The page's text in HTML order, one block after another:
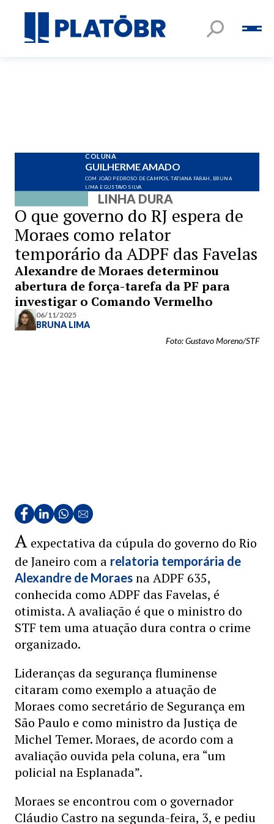
COLUNA
GUILHERME AMADO
COM JOÃO PEDROSO DE CAMPOS, TATIANA FARAH, BRUNA
LIMA E GUSTAVO SILVA
LINHA DURA
O que governo do RJ espera de
Moraes como relator
temporário da ADPF das Favelas
Alexandre de Moraes determinou
abertura de força-tarefa da PF para
investigar o Comando Vermelho
06/11/2025
BRUNA LIMA
Foto: Gustavo Moreno/STF
A expectativa da cúpula do governo do Rio
de Janeiro com a relatoria temporária de
Alexandre de Moraes na ADPF 635,
conhecida como ADPF das Favelas, é
otimista. A avaliação é que o ministro do
STF tem uma atuação dura contra o crime
organizado.
Lideranças da segurança fluminense
citaram como exemplo a atuação de
Moraes como secretário de Segurança em
São Paulo e como ministro da Justiça de
Michel Temer. Moraes, de acordo com a
avaliação ouvida pela coluna, era “um
policial na Esplanada”.
Moraes se encontrou com o governador
Cláudio Castro na segunda-feira, 3, e pediu